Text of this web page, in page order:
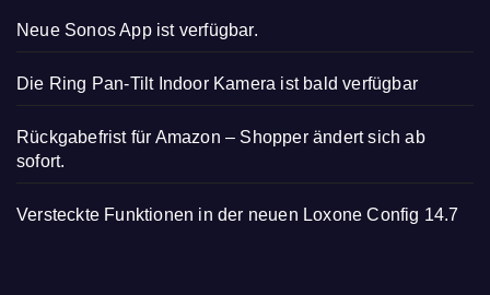
Neue Sonos App ist verfügbar.
Die Ring Pan-Tilt Indoor Kamera ist bald verfügbar
Rückgabefrist für Amazon – Shopper ändert sich ab
sofort.
Versteckte Funktionen in der neuen Loxone Config 14.7